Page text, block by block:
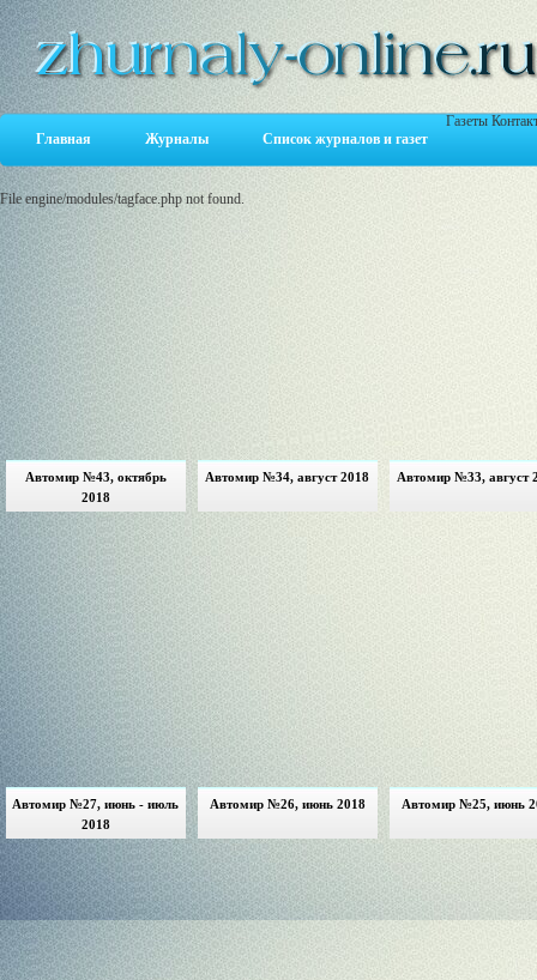
Главная Журналы
Газеты
Список журналов и газет
File engine/modules/tagface.php not found.
Автомир №43, октябрь
2018
Автомир №34, август 2018 Автомир №33, август
Автомир №27, июнь - июль
2018
Автомир №26, июнь 2018 Автомир №25, июнь